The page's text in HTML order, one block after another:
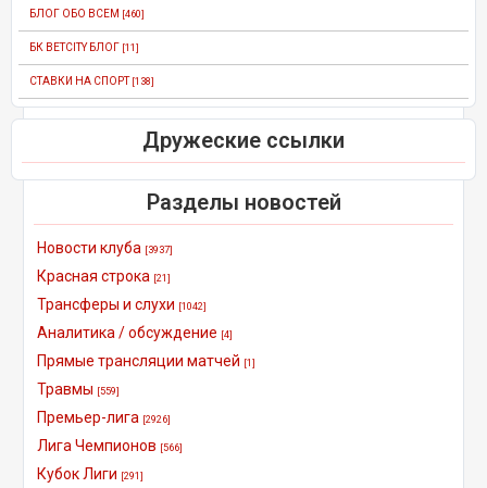
БЛОГ ОБО ВСЕМ [460]
БК BETCITY БЛОГ [11]
СТАВКИ НА СПОРТ [138]
Дружеские ссылки
Разделы новостей
Новости клуба [3937]
Красная строка [21]
Трансферы и слухи [1042]
Аналитика / обсуждение [4]
Прямые трансляции матчей [1]
Травмы [559]
Премьер-лига [2926]
Лига Чемпионов [566]
Кубок Лиги [291]